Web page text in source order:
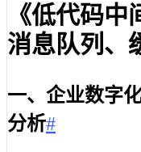
《低代码
消息队列、
一、企业数字
分析#